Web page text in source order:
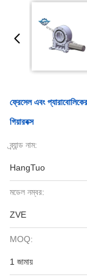
ফ্রেসেল এবং
গিয়ারবক্স
ব্র্যান্ড নাম:
HangTuo
মডেল নম্বর:
ZVE
MOQ:
1 জামায়